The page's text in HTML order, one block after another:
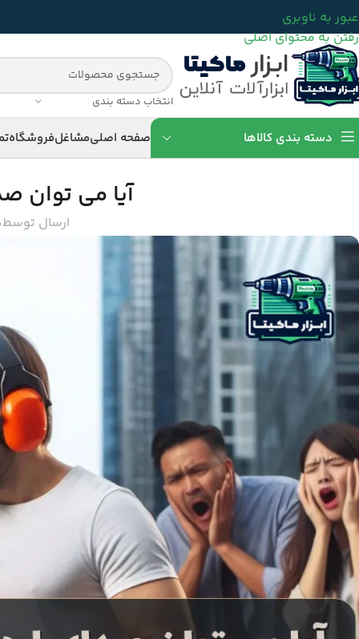
عبور به ناوبری
رفتن به محتوای اصلی
انتخاب دسته بندی
دسته بندی کالاها صفحه اصلیمشاغلفروشگاه
آیا می توان
ارسال توسط